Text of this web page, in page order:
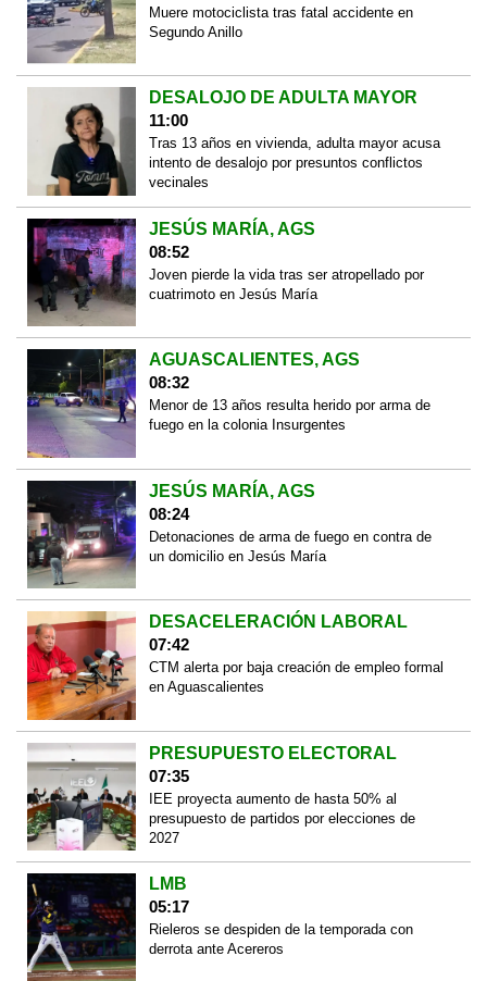
Muere motociclista tras fatal accidente en
Segundo Anillo
DESALOJO DE ADULTA MAYOR
11:00
Tras 13 años en vivienda, adulta mayor acusa
intento de desalojo por presuntos conflictos
vecinales
JESÚS MARÍA, AGS
08:52
Joven pierde la vida tras ser atropellado por
cuatrimoto en Jesús María
AGUASCALIENTES, AGS
08:32
Menor de 13 años resulta herido por arma de
fuego en la colonia Insurgentes
JESÚS MARÍA, AGS
08:24
Detonaciones de arma de fuego en contra de
un domicilio en Jesús María
DESACELERACIÓN LABORAL
07:42
CTM alerta por baja creación de empleo formal
en Aguascalientes
PRESUPUESTO ELECTORAL
07:35
IEE proyecta aumento de hasta 50% al
presupuesto de partidos por elecciones de
2027
LMB
05:17
Rieleros se despiden de la temporada con
derrota ante Acereros